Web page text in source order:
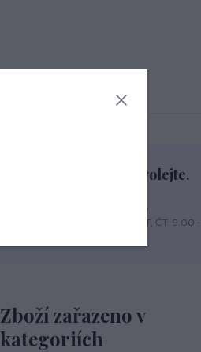
Zboží zařazeno v
kategoriích
Nevíte si rady? Zavolejte.
+420 774 444 475
PO, PÁ: 7.00 - 13.00, ÚT, ST, ČT: 9.00 -